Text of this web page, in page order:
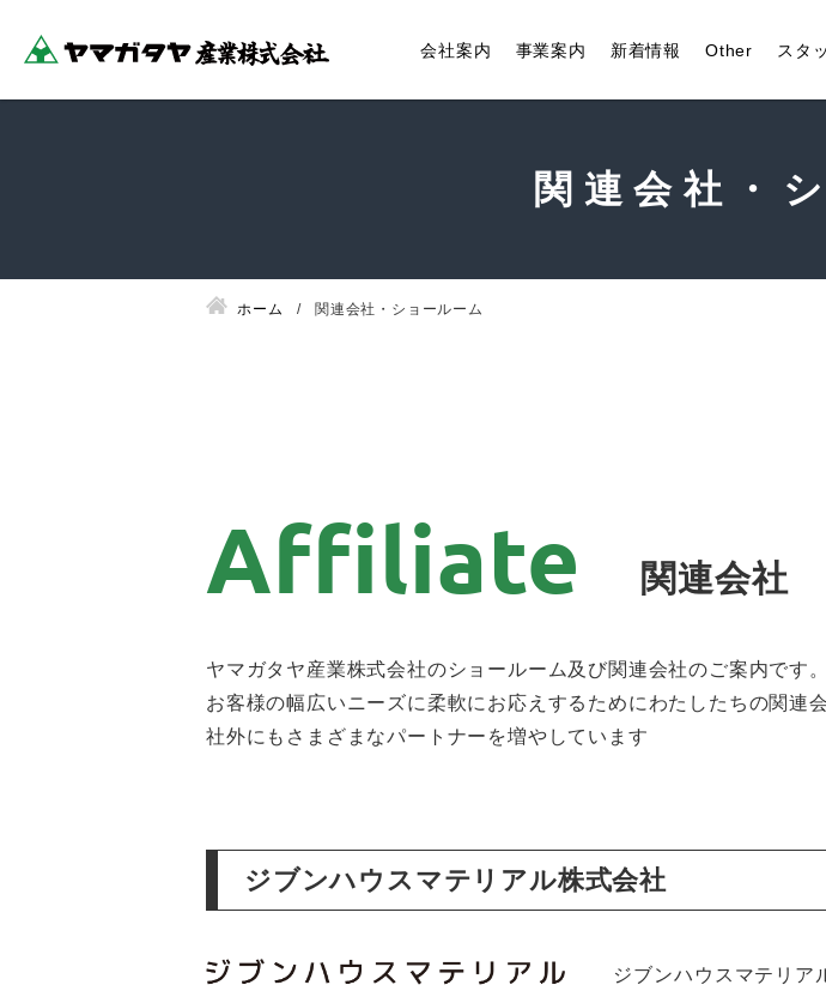
会社案内 事業案内 新着情報 Other スタ
関連会社・
ホーム 関連会社・ショールーム
関連会社
ヤマガタヤ産業株式会社のショールーム及び関連会社のご案内です。
お客様の幅広いニーズに柔軟にお応えするためにわたしたちの関連
社外にもさまざまなパートナーを増やしています
ジブンハウスマテリアル株式会社
ジブンハウスマテリア